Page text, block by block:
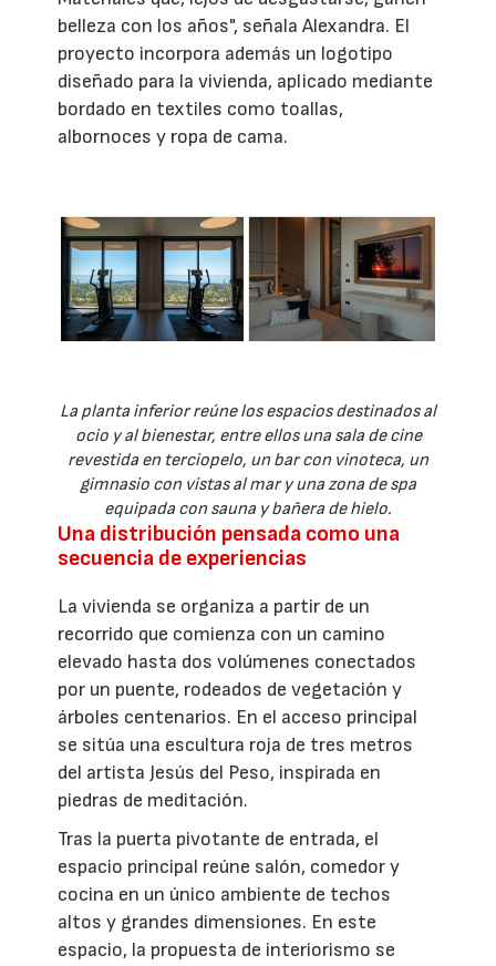
belleza con los años", señala Alexandra. El
proyecto incorpora además un logotipo
diseñado para la vivienda, aplicado mediante
bordado en textiles como toallas,
albornoces y ropa de cama.
La planta inferior reúne los espacios destinados al
ocio y al bienestar, entre ellos una sala de cine
revestida en terciopelo, un bar con vinoteca, un
gimnasio con vistas al mar y una zona de spa
equipada con sauna y bañera de hielo.
Una distribución pensada como una
secuencia de experiencias
La vivienda se organiza a partir de un
recorrido que comienza con un camino
elevado hasta dos volúmenes conectados
por un puente, rodeados de vegetación y
árboles centenarios. En el acceso principal
se sitúa una escultura roja de tres metros
del artista Jesús del Peso, inspirada en
piedras de meditación.
Tras la puerta pivotante de entrada, el
espacio principal reúne salón, comedor y
cocina en un único ambiente de techos
altos y grandes dimensiones. En este
espacio, la propuesta de interiorismo se